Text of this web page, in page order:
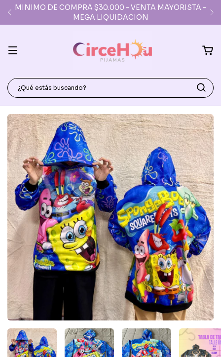
MINIMO DE COMPRA $30.000 - VENTA MAYORISTA -
MEGA LIQUIDACION